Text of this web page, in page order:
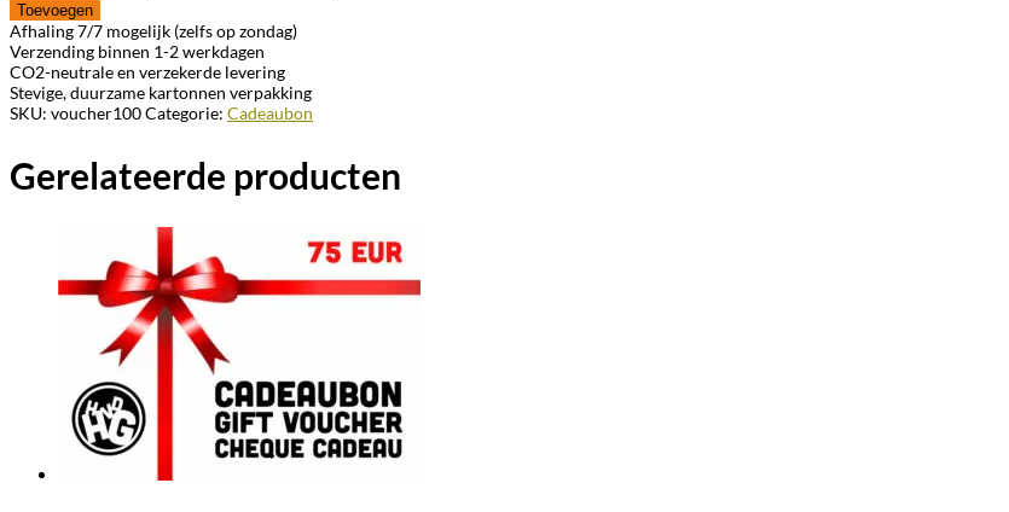
Toevoegen
Afhaling 7/7 mogelijk (zelfs op zondag)
Verzending binnen 1-2 werkdagen
CO2-neutrale en verzekerde levering
Stevige, duurzame kartonnen verpakking
SKU: voucher100Categorie: Cadeaubon
Gerelateerde producten